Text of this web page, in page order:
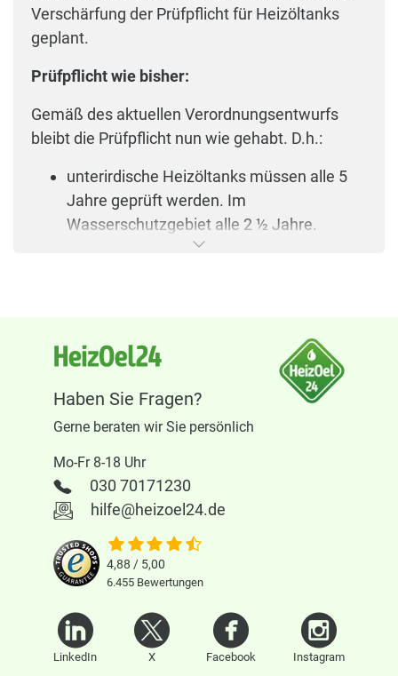
Verschärfung der Prüfpflicht für Heizöltanks
geplant.
Prüfpflicht wie bisher:
Gemäß des aktuellen Verordnungsentwurfs
bleibt die Prüfpflicht nun wie gehabt. D.h.:
unterirdische Heizöltanks müssen alle 5
Jahre geprüft werden. Im
Wasserschutzgebiet alle 2 ½ Jahre.
oberirdische Tanks mit einem
Fassungsvermögen von 1.000 Litern alle 5
Jahre geprüft.
abschließend mit einer Prüfplakette
dokumentiert.
Eigentlich nicht!
Gesetzten ist der Eigentümer/Betreiber eines
Heizöltanks natürlich für die Sicherheit und
Haben Sie Fragen?
Gerne beraten wir Sie persönlich
Mo-Fr 8-18 Uhr
030 70171230
hilfe@heizoel24.de
4,88 / 5,00
6.455 Bewertungen
LinkedIn X Facebook Instagram